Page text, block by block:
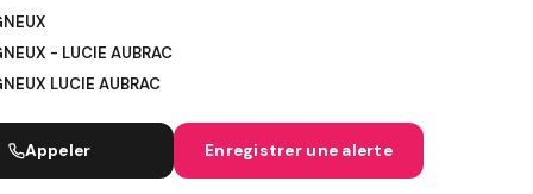
- LUCIE AUBRAC
LUCIE AUBRAC
Appeler Enregistrer une alerte